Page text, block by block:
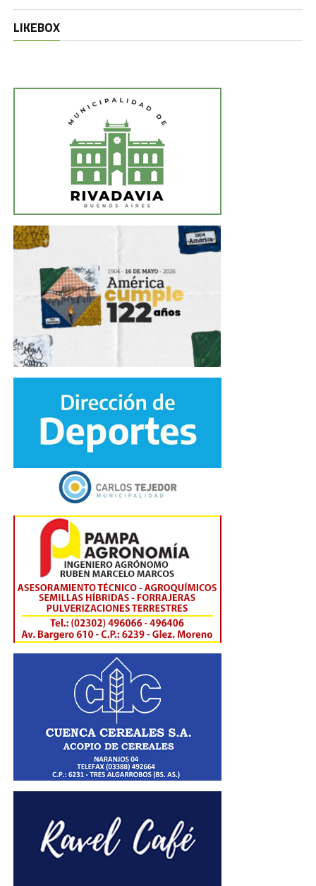
LIKEBOX